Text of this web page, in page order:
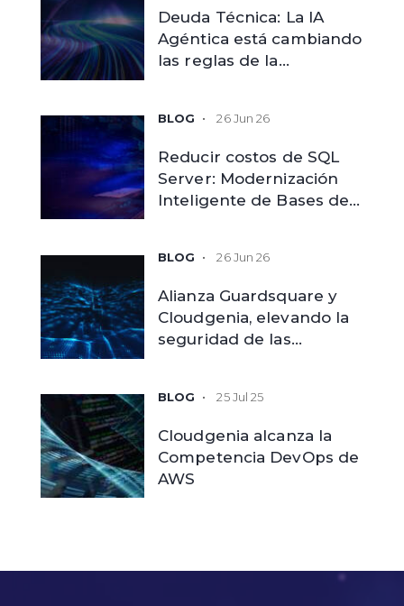
Deuda Técnica: La IA
Agéntica está cambiando
las reglas de la
Reducir costos de SQL
Server: Modernización
Inteligente de Bases de
26 Jun 26
Alianza Guardsquare y
Cloudgenia, elevando la
seguridad de las
26 Jun 26
Cloudgenia alcanza la
Competencia DevOps de
AWS
25 Jul 25